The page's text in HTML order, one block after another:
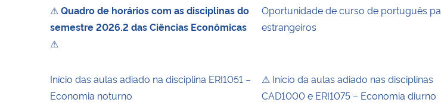
⚠ Quadro de horários com as disciplinas do
semestre 2026.2 das Ciências Econômicas
⚠
Oportunidade de curso de português
estrangeiros
Início das aulas adiado na disciplina ERI1051 –
Economia noturno
⚠ Início da aulas adiado nas disciplinas
CAD1000 e ERI1075 – Economia diurno